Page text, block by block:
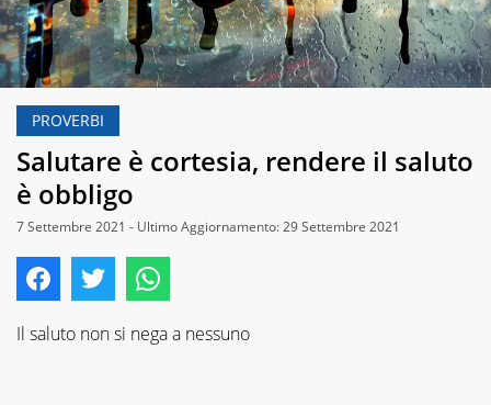
PROVERBI
Salutare è cortesia, rendere il saluto
è obbligo
7 Settembre 2021 - Ultimo Aggiornamento: 29 Settembre 2021
Il saluto non si nega a nessuno